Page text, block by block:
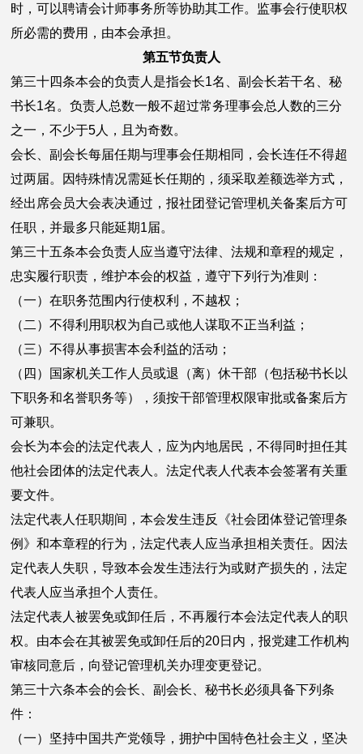
时，可以聘请会计师事务所等协助其工作。监事会行使职权
所必需的费用，由本会承担。
第五节负责人
第三十四条本会的负责人是指会长1名、副会长若干名、秘
书长1名。负责人总数一般不超过常务理事会总人数的三分
之一，不少于5人，且为奇数。
会长、副会长每届任期与理事会任期相同，会长连任不得超
过两届。因特殊情况需延长任期的，须采取差额选举方式，
经出席会员大会表决通过，报社团登记管理机关备案后方可
任职，并最多只能延期1届。
第三十五条本会负责人应当遵守法律、法规和章程的规定，
忠实履行职责，维护本会的权益，遵守下列行为准则：
（一）在职务范围内行使权利，不越权；
（二）不得利用职权为自己或他人谋取不正当利益；
（三）不得从事损害本会利益的活动；
（四）国家机关工作人员或退（离）休干部（包括秘书长以
下职务和名誉职务等），须按干部管理权限审批或备案后方
可兼职。
会长为本会的法定代表人，应为内地居民，不得同时担任其
他社会团体的法定代表人。法定代表人代表本会签署有关重
要文件。
法定代表人任职期间，本会发生违反《社会团体登记管理条
例》和本章程的行为，法定代表人应当承担相关责任。因法
定代表人失职，导致本会发生违法行为或财产损失的，法定
代表人应当承担个人责任。
法定代表人被罢免或卸任后，不再履行本会法定代表人的职
权。由本会在其被罢免或卸任后的20日内，报党建工作机构
审核同意后，向登记管理机关办理变更登记。
第三十六条本会的会长、副会长、秘书长必须具备下列条
件：
（一）坚持中国共产党领导，拥护中国特色社会主义，坚决